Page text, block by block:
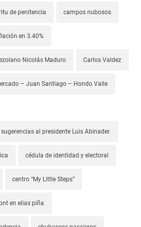
de penitencia campos nubosos
en 3.40%
Nicolás Maduro Carlos Valdez
– Juan Santiago – Hondo Valle
al presidente Luis Abinader.
cédula de identidad y electoral
centro “My Little Steps”
en elias piña